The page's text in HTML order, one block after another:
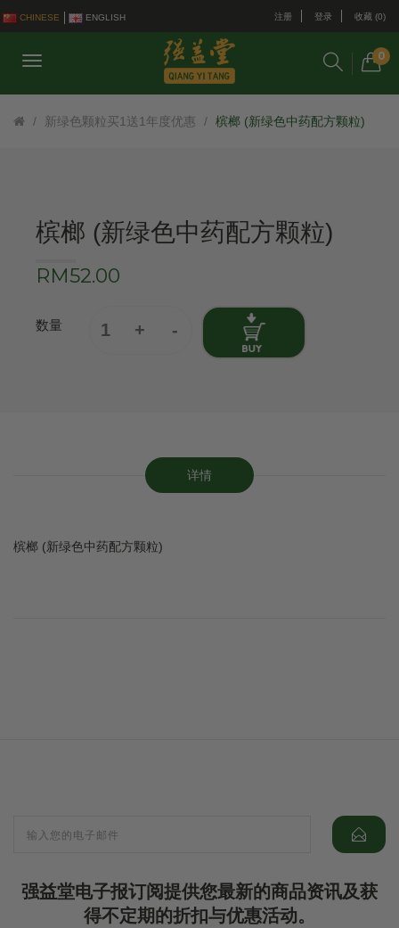
CHINESE ENGLISH 注册 登录 收藏 (0)
0
新绿色颗粒买1送1年度优惠 槟榔 (新绿色中药配方颗粒)
槟榔 (新绿色中药配方颗粒)
RM52.00
数量
详情
槟榔 (新绿色中药配方颗粒)
强益堂电子报订阅提供您最新的商品资讯及获
得不定期的折扣与优惠活动。